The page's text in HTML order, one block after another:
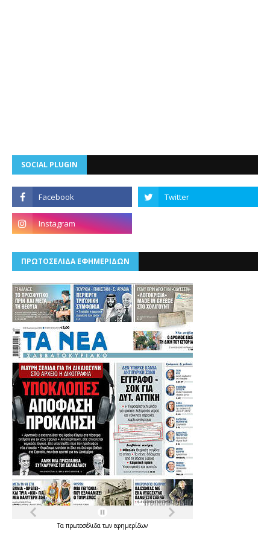
SOCIAL PLUGIN
ΠΡΩΤΟΣΕΛΙΔΑ ΕΦΗΜΕΡΙΔΩΝ
Τα πρωτοσέλιδατων εφημερίδων